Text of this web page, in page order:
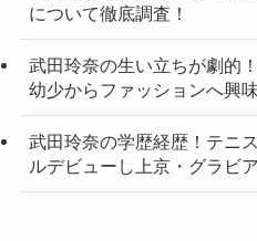
について徹底調査！
武田玲奈の生い立ちが劇的
幼少からファッションへ興味
武田玲奈の学歴経歴！テニ
ルデビューし上京・グラビア